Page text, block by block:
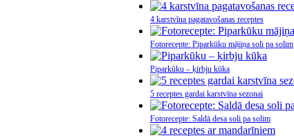
4 karstvīna pagatavošanas receptes
Fotorecepte: Piparkūku mājiņa soli pa solim
Piparkūku – ķirbju kūka
5 receptes gardai karstvīna sezonai
Fotorecepte: Saldā desa soli pa solim